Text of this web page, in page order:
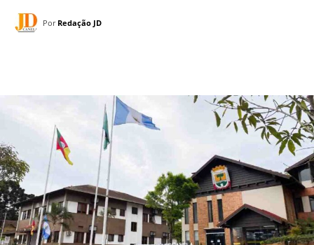
Por Redação JD